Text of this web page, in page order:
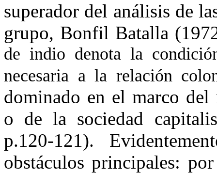
superador del análisis de
grupo, Bonfil Batalla
de indio denota la
necesaria a la relación
dominado en el marco
o de la sociedad
p.120-121).
obstáculos principales: